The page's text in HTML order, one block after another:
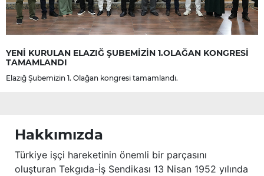
YENİ KURULAN ELAZIĞ ŞUBEMİZİN 1.OLAĞAN KONGRESİ
TAMAMLANDI
Elazığ Şubemizin 1. Olağan kongresi tamamlandı.
Hakkımızda
Türkiye işçi hareketinin önemli bir parçasını
oluşturan Tekgıda-İş Sendikası 13 Nisan 1952 yılında